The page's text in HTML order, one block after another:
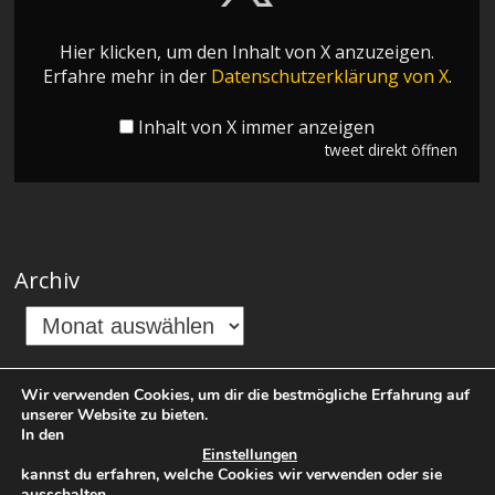
Hier klicken, um den Inhalt von X anzuzeigen.
Erfahre mehr in der Datenschutzerklärung von X.
Inhalt von X immer anzeigen
tweet direkt öffnen
Archiv
Breaking Elektro-
Wir verwenden Cookies, um dir die bestmögliche Erfahrung auf
unserer Website zu bieten.
In den
Einstellungen
kannst du erfahren, welche Cookies wir verwenden oder sie